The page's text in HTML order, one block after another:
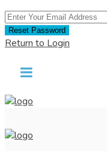
Reset Password
Return to Login